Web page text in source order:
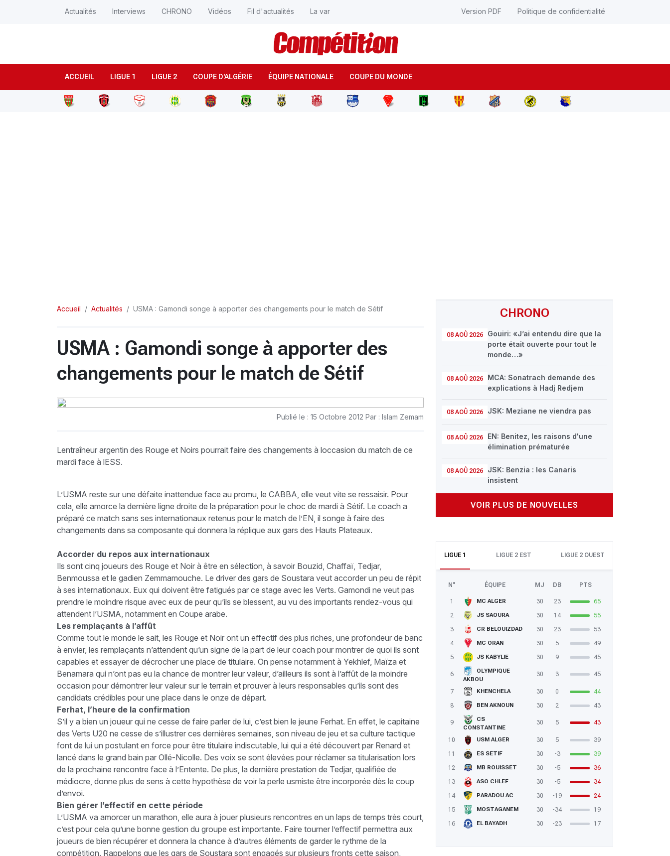
ACCUEIL LIGUE 1 LIGUE 2 COUPE D'ALGÉRIE ÉQUIPE NATIONALE COUPE DU MONDE
Actualités Interviews CHRONO Vidéos Fil d'actualités La var Version PDF Politique de confidentialité
CHRONO
08 AOÛ 2026
Gouiri: «J’ai entendu dire que la
porte était ouverte pour tout le
monde…»
08 AOÛ 2026
MCA: Sonatrach demande des
explications à Hadj Redjem
08 AOÛ 2026 JSK: Meziane ne viendra pas
08 AOÛ 2026
EN: Benitez, les raisons d'une
élimination prématurée
08 AOÛ 2026
JSK: Benzia : les Canaris
insistent
VOIR PLUS DE NOUVELLES
LIGUE 1 LIGUE 2 EST LIGUE 2 OUEST
N° ÉQUIPE MJ DB PTS
1 MC ALGER 30 23
65
2
JS SAOURA 30 14
55
3
CR BELOUIZDAD 30 23
53
4
MC ORAN 30 5
49
5
JS KABYLIE 30 9 45
6
OLYMPIQUE
AKBOU
30 3 45
7 KHENCHELA 30 0
44
8
BEN AKNOUN 30 2 43
9
CS
CONSTANTINE
30 5 43
10 USM ALGER 30 5
39
11
ES SETIF 30 -3
39
12
MB ROUISSET 30 -5
36
13
ASO CHLEF 30 -5
34
14
PARADOU AC 30 -19
24
15
MOSTAGANEM 30 -34
19
16
EL BAYADH 30 -23 17
Accueil Actualités USMA : Gamondi songe à apporter des changements pour le match de Sétif
USMA : Gamondi songe à apporter des
changements pour le match de Sétif
Publié le : 15 Octobre 2012 Par : Islam Zemam
Lentraîneur argentin des Rouge et Noirs pourrait faire des changements à loccasion du match de ce
mardi face à lESS.
L’USMA reste sur une défaite inattendue face au promu, le CABBA, elle veut vite se ressaisir. Pour
cela, elle amorce la dernière ligne droite de la préparation pour le choc de mardi à Sétif. Le coach a
préparé ce match sans ses internationaux retenus pour le match de l’EN, il songe à faire des
changements dans sa composante qui donnera la réplique aux gars des Hauts Plateaux.
Accorder du repos aux internationaux
Ils sont cinq joueurs des Rouge et Noir à être en sélection, à savoir Bouzid, Chaffaï, Tedjar,
Benmoussa et le gadien Zemmamouche. Le driver des gars de Soustara veut accorder un peu de répit
à ses internationaux. Eux qui doivent être fatigués par ce stage avec les Verts. Gamondi ne veut pas
prendre le moindre risque avec eux de peur qu’ils se blessent, au vu des importants rendez-vous qui
attendent l’USMA, notamment en Coupe arabe.
Les remplaçants à l’affût
Comme tout le monde le sait, les Rouge et Noir ont un effectif des plus riches, une profondeur de banc
à envier, les remplaçants n’attendent qu’un signe de la part de leur coach pour montrer de quoi ils sont
capables et essayer de décrocher une place de titulaire. On pense notamment à Yekhlef, Maïza et
Benamara qui n’ont pas eu la chance de montrer leur valeur, d’ailleurs ils sont à l’affût de la moindre
occasion pour démontrer leur valeur sur le terrain et prouver à leurs responsables qu’ils sont des
candidats crédibles pour une place dans le onze de départ.
Ferhat, l’heure de la confirmation
S’il y a bien un joueur qui ne cesse de faire parler de lui, c’est bien le jeune Ferhat. En effet, le capitaine
des Verts U20 ne cesse de s’illustrer ces dernières semaines, son niveau de jeu et sa culture tactique
font de lui un postulant en force pour être titulaire indiscutable, lui qui a été découvert par Renard et
lancé dans le grand bain par Ollé-Nicolle. Des voix se sont élevées pour réclamer sa titularisation lors
de la prochaine rencontre face à l’Entente. De plus, la dernière prestation de Tedjar, qualifiée de
médiocre, donne plus de sens à cette hypothèse de voir la perle usmiste être incorporée dès le coup
d’envoi.
Bien gérer l’effectif en cette période
L’USMA va amorcer un marathon, elle aura à jouer plusieurs rencontres en un laps de temps très court,
c’est pour cela qu’une bonne gestion du groupe est importante. Faire tourner l’effectif permettra aux
joueurs de bien récupérer et donnera la chance à d’autres éléments de garder le rythme de la
compétition. Rappelons que les gars de Soustara sont engagés sur plusieurs fronts cette saison,